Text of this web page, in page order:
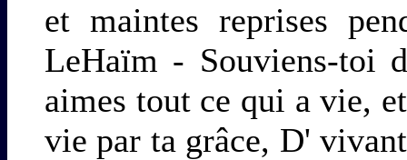
et maintes reprises
LeHaïm - Souviens-toi
aimes tout ce qui a vie,
vie par ta grâce, D'